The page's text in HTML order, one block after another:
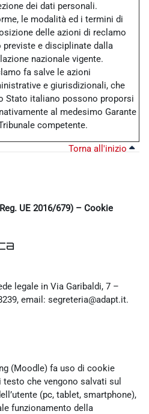
dei dati personali.
le modalità ed i termini di
delle azioni di reclamo
previste e disciplinate dalla
nazionale vigente.
fa salve le azioni
e giurisdizionali, che
Stato italiano possono proporsi
al medesimo Garante
competente.
Torna all'inizio
UE 2016/679) – Cookie
legale in Via Garibaldi, 7 –
email: segreteria@adapt.it.
(Moodle) fa uso di cookie
che vengono salvati sul
(pc, tablet, smartphone),
funzionamento della